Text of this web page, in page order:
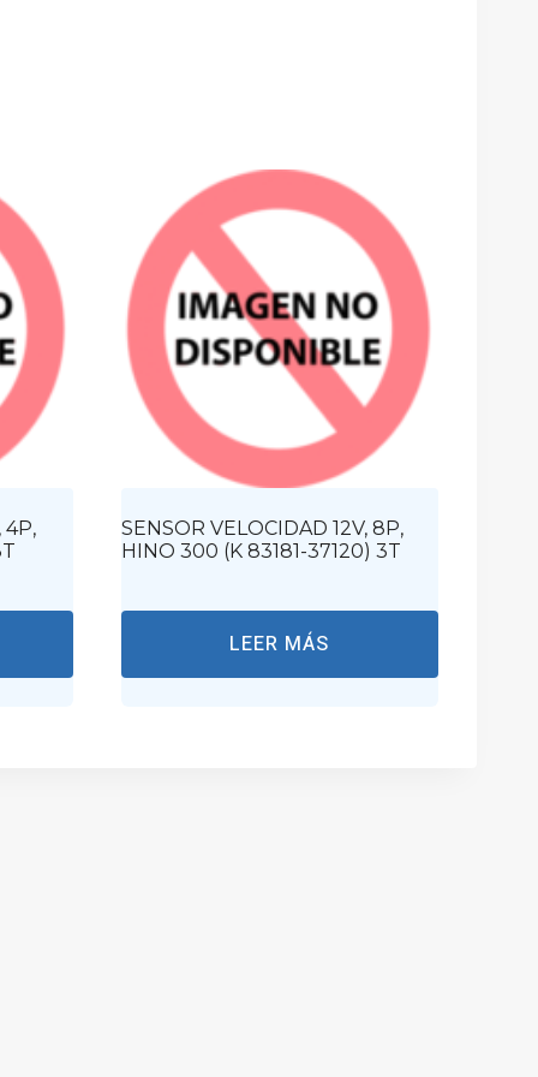
4P,
SENSOR VELOCIDAD 12V, 8P,
HINO 300 (K 83181-37120) 3T
LEER MÁS